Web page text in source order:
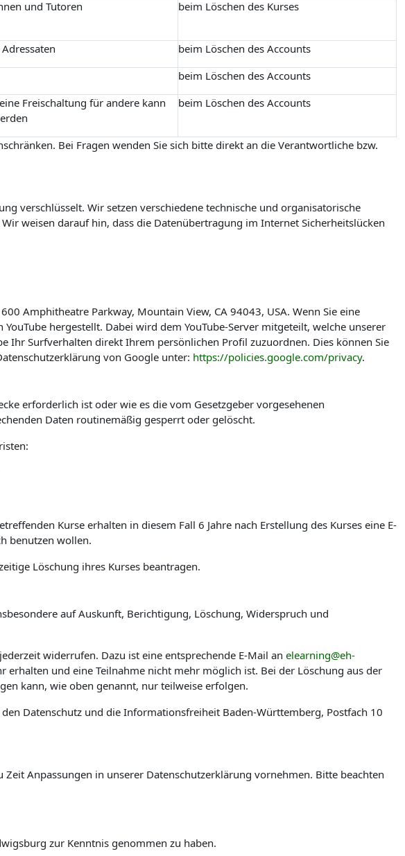
und Tutoren beim Löschen des Kurses
beim Löschen des Accounts
beim Löschen des Accounts
Freischaltung für andere kann
beim Löschen des Accounts
Bei Fragen wenden Sie sich bitte direkt an die Verantwortliche bzw.
verschlüsselt. Wir setzen verschiedene technische und organisatorische
weisen darauf hin, dass die Datenübertragung im Internet Sicherheitslücken
Amphitheatre Parkway, Mountain View, CA 94043, USA. Wenn Sie eine
hergestellt. Dabei wird dem YouTube-Server mitgeteilt, welche unserer
Ihr Surfverhalten direkt Ihrem persönlichen Profil zuzuordnen. Dies können Sie
von Google unter: https://policies.google.com/privacy.
erforderlich ist oder wie es die vom Gesetzgeber vorgesehenen
Daten routinemäßig gesperrt oder gelöscht.
Kurse erhalten in diesem Fall 6 Jahre nach Erstellung des Kurses eine E-
benutzen wollen.
Löschung ihres Kurses beantragen.
auf Auskunft, Berichtigung, Löschung, Widerspruch und
widerrufen. Dazu ist eine entsprechende E-Mail an elearning@eh-
und eine Teilnahme nicht mehr möglich ist. Bei der Löschung aus der
kann, wie oben genannt, nur teilweise erfolgen.
Datenschutz und die Informationsfreiheit Baden-Württemberg, Postfach 10
Anpassungen in unserer Datenschutzerklärung vornehmen. Bitte beachten
zur Kenntnis genommen zu haben.